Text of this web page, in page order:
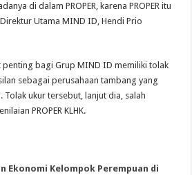
di dalam PROPER, karena PROPER itu
Utama MIND ID, Hendi Prio
penting bagi Grup MIND ID memiliki tolak
sebagai perusahaan tambang yang
ukur tersebut, lanjut dia, salah
PROPER KLHK.
Ekonomi Kelompok Perempuan di